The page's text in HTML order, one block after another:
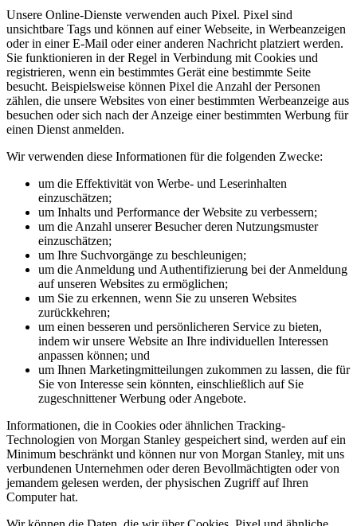
Unsere Online-Dienste verwenden auch Pixel. Pixel sind
unsichtbare Tags und können auf einer Webseite, in Werbeanzeigen
oder in einer E-Mail oder einer anderen Nachricht platziert werden.
Sie funktionieren in der Regel in Verbindung mit Cookies und
registrieren, wenn ein bestimmtes Gerät eine bestimmte Seite
besucht. Beispielsweise können Pixel die Anzahl der Personen
zählen, die unsere Websites von einer bestimmten Werbeanzeige aus
besuchen oder sich nach der Anzeige einer bestimmten Werbung für
einen Dienst anmelden.
Wir verwenden diese Informationen für die folgenden Zwecke:
um die Effektivität von Werbe- und Leserinhalten
einzuschätzen;
um Inhalts und Performance der Website zu verbessern;
um die Anzahl unserer Besucher deren Nutzungsmuster
einzuschätzen;
um Ihre Suchvorgänge zu beschleunigen;
um die Anmeldung und Authentifizierung bei der Anmeldung
auf unseren Websites zu ermöglichen;
um Sie zu erkennen, wenn Sie zu unseren Websites
zurückkehren;
um einen besseren und persönlicheren Service zu bieten,
indem wir unsere Website an Ihre individuellen Interessen
anpassen können; und
um Ihnen Marketingmitteilungen zukommen zu lassen, die für
Sie von Interesse sein könnten, einschließlich auf Sie
zugeschnittener Werbung oder Angebote.
Informationen, die in Cookies oder ähnlichen Tracking-
Technologien von Morgan Stanley gespeichert sind, werden auf ein
Minimum beschränkt und können nur von Morgan Stanley, mit uns
verbundenen Unternehmen oder deren Bevollmächtigten oder von
jemandem gelesen werden, der physischen Zugriff auf Ihren
Computer hat.